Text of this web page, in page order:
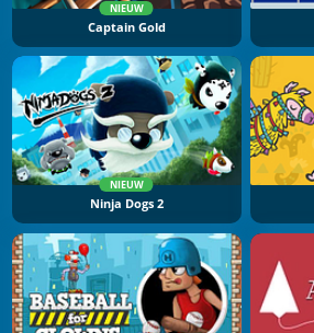
NIEUW
Captain Gold
NIEUW
Ninja Dogs 2